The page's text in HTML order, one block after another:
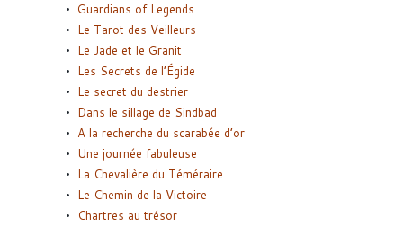
Guardians of Legends
Le Tarot des Veilleurs
Le Jade et le Granit
Les Secrets de l’Égide
Le secret du destrier
Dans le sillage de Sindbad
A la recherche du scarabée d’or
Une journée fabuleuse
La Chevalière du Téméraire
Le Chemin de la Victoire
Chartres au trésor